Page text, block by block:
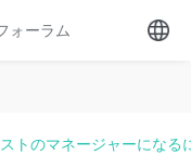
ォーラム
トのマネージャーになる